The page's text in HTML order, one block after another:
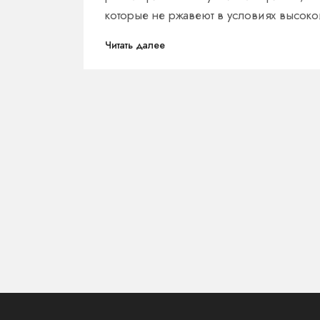
которые не ржавеют в условиях
Особое внимание уделяется плюсам и
Читать далее